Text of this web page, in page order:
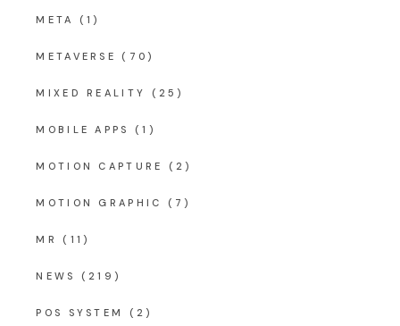
META (1)
METAVERSE (70)
MIXED REALITY (25)
MOBILE APPS (1)
MOTION CAPTURE (2)
MOTION GRAPHIC (7)
MR (11)
NEWS (219)
POS SYSTEM (2)